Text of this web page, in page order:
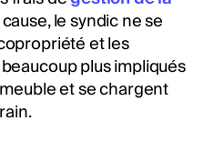
le syndic ne se
et les
plus impliqués
et se chargent